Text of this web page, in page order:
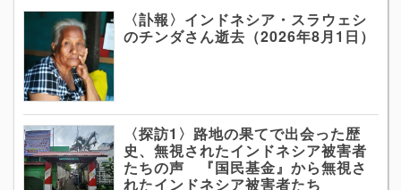
〈訃報〉インドネシア・スラウェシ
のチンダさん逝去（2026年8月1日）
〈探訪1〉路地の果てで出会った歴
史、無視されたインドネシア被害者
たちの声 『国民基金』から無視さ
れたインドネシア被害者たち